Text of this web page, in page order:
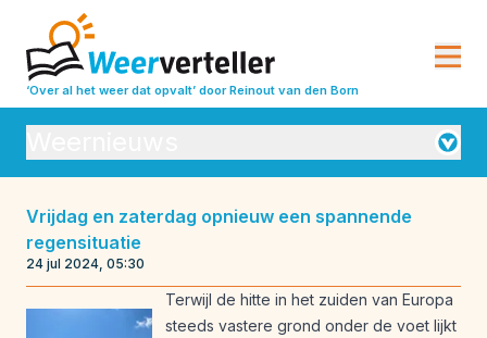
‘Over al het weer dat opvalt’ door Reinout van den Born
Seizoensverwachtingen
Weeranalyse
Weerbeleving
Weeroverzichten
Weerrecords
Vrijdag en zaterdag opnieuw een spannende
regensituatie
24 jul 2024, 05:30
Terwijl de hitte in het zuiden van Europa
steeds vastere grond onder de voet lijkt